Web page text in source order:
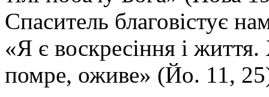
Спаситель благовістує
«Я є воскресіння і
помре, оживе» (Йо. 11,